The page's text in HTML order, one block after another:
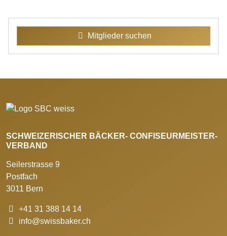
Mitglieder suchen
SCHWEIZERISCHER BÄCKER- CONFISEURMEISTER-
VERBAND
Seilerstrasse 9
Postfach
3011 Bern
+41 31 388 14 14
info@swissbaker.ch